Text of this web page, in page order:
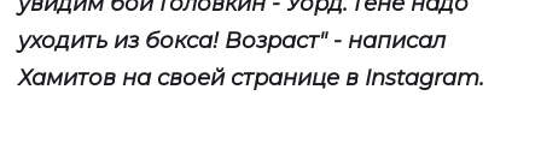
уходить из бокса! Возраст" - написал
Хамитов на своей странице в Instagram.